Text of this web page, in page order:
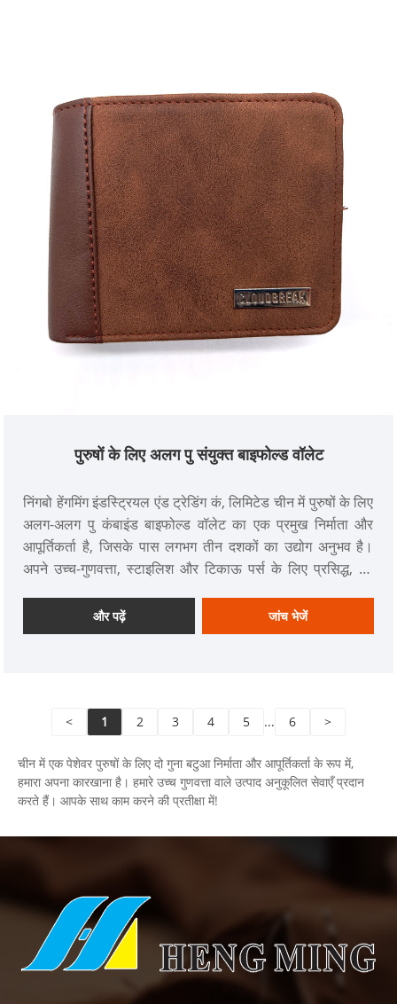
पुरुषों के लिए अलग पु संयुक्त बाइफोल्ड वॉलेट
निंगबो हेंगमिंग इंडस्ट्रियल एंड ट्रेडिंग कं, लिमिटेड चीन में पुरुषों के लिए
अलग-अलग पु कंबाइंड बाइफोल्ड वॉलेट का एक प्रमुख निर्माता और
आपूर्तिकर्ता है, जिसके पास लगभग तीन दशकों का उद्योग अनुभव है।
अपने उच्च-गुणवत्ता, स्टाइलिश और टिकाऊ पर्स के लिए प्रसिद्ध, हम
सहित उत्पादों का व्यापक चयन प्रदान करते हैं।
और पढ़ें जांच भेजें
< 1 2 3 4 5 ... 6 >
चीन में एक पेशेवर पुरुषों के लिए दो गुना बटुआ निर्माता और आपूर्तिकर्ता के रूप में,
हमारा अपना कारखाना है। हमारे उच्च गुणवत्ता वाले उत्पाद अनुकूलित सेवाएँ प्रदान
करते हैं। आपके साथ काम करने की प्रतीक्षा में!